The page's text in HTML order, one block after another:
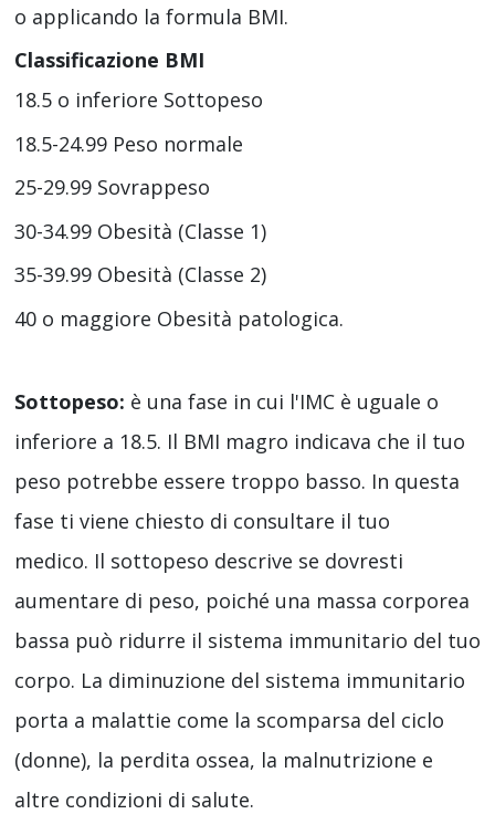
o applicando la formula BMI.
Classificazione BMI
18.5 o inferiore Sottopeso
18.5-24.99 Peso normale
25-29.99 Sovrappeso
30-34.99 Obesità (Classe 1)
35-39.99 Obesità (Classe 2)
40 o maggiore Obesità patologica.
Sottopeso: è una fase in cui l'IMC è uguale o
inferiore a 18.5. Il BMI magro indicava che il tuo
peso potrebbe essere troppo basso. In questa
fase ti viene chiesto di consultare il tuo
medico. Il sottopeso descrive se dovresti
aumentare di peso, poiché una massa corporea
bassa può ridurre il sistema immunitario del tuo
corpo. La diminuzione del sistema immunitario
porta a malattie come la scomparsa del ciclo
(donne), la perdita ossea, la malnutrizione e
altre condizioni di salute.